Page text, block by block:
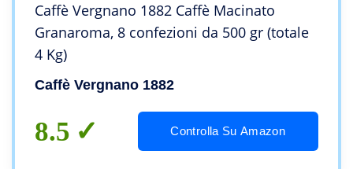
Caffè Vergnano 1882 Caffè Macinato
Granaroma, 8 confezioni da 500 gr (totale
4 Kg)
Caffè Vergnano 1882
8.5 Controlla Su Amazon